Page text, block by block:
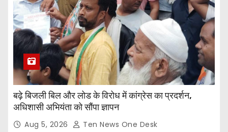
बढ़े बिजली बिल और लोड के विरोध में कांग्रेस का प्रदर्शन,
अधिशासी अभियंता को सौंपा ज्ञापन
Aug 5, 2026 Ten News One Desk